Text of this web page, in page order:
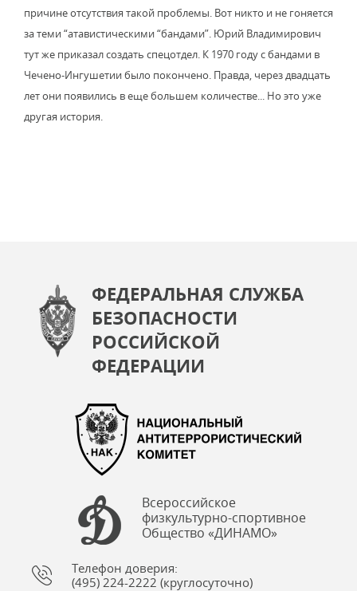
причине отсутствия такой проблемы. Вот никто и не гоняется
за теми “атавистическими “бандами”. Юрий Владимирович
тут же приказал создать спецотдел. К 1970 году с бандами в
Чечено-Ингушетии было покончено. Правда, через двадцать
лет они появились в еще большем количестве... Но это уже
другая история.
ФЕДЕРАЛЬНАЯ СЛУЖБА
БЕЗОПАСНОСТИ
РОССИЙСКОЙ
ФЕДЕРАЦИИ
Всероссийское
физкультурно-спортивное
Общество «ДИНАМО»
Телефон доверия:
(495) 224-2222 (круглосуточно)